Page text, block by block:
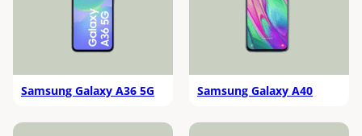
Samsung Galaxy A36 5G Samsung Galaxy A40